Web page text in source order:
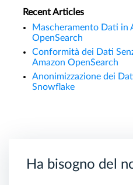
Recent Articles
Mascheramento Dati in
OpenSearch
Conformità dei Dati
Amazon OpenSearch
Anonimizzazione dei
Snowflake
Ha bisogno del